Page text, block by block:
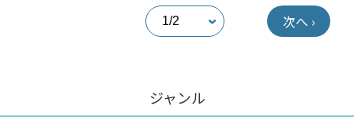
次へ ›
ジャンル